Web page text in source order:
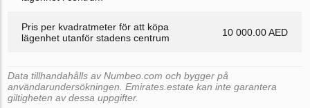
Pris per kvadratmeter för att köpa
lägenhet utanför stadens centrum
10 000.00 AED
Data tillhandahålls av Numbeo.com och bygger på
användarundersökningen. Emirates.estate kan inte garantera
giltigheten av dessa uppgifter.